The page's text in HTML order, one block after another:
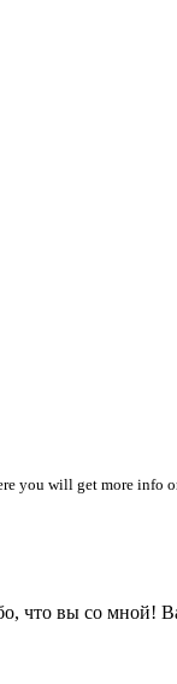
you will get more info
что вы со мной!